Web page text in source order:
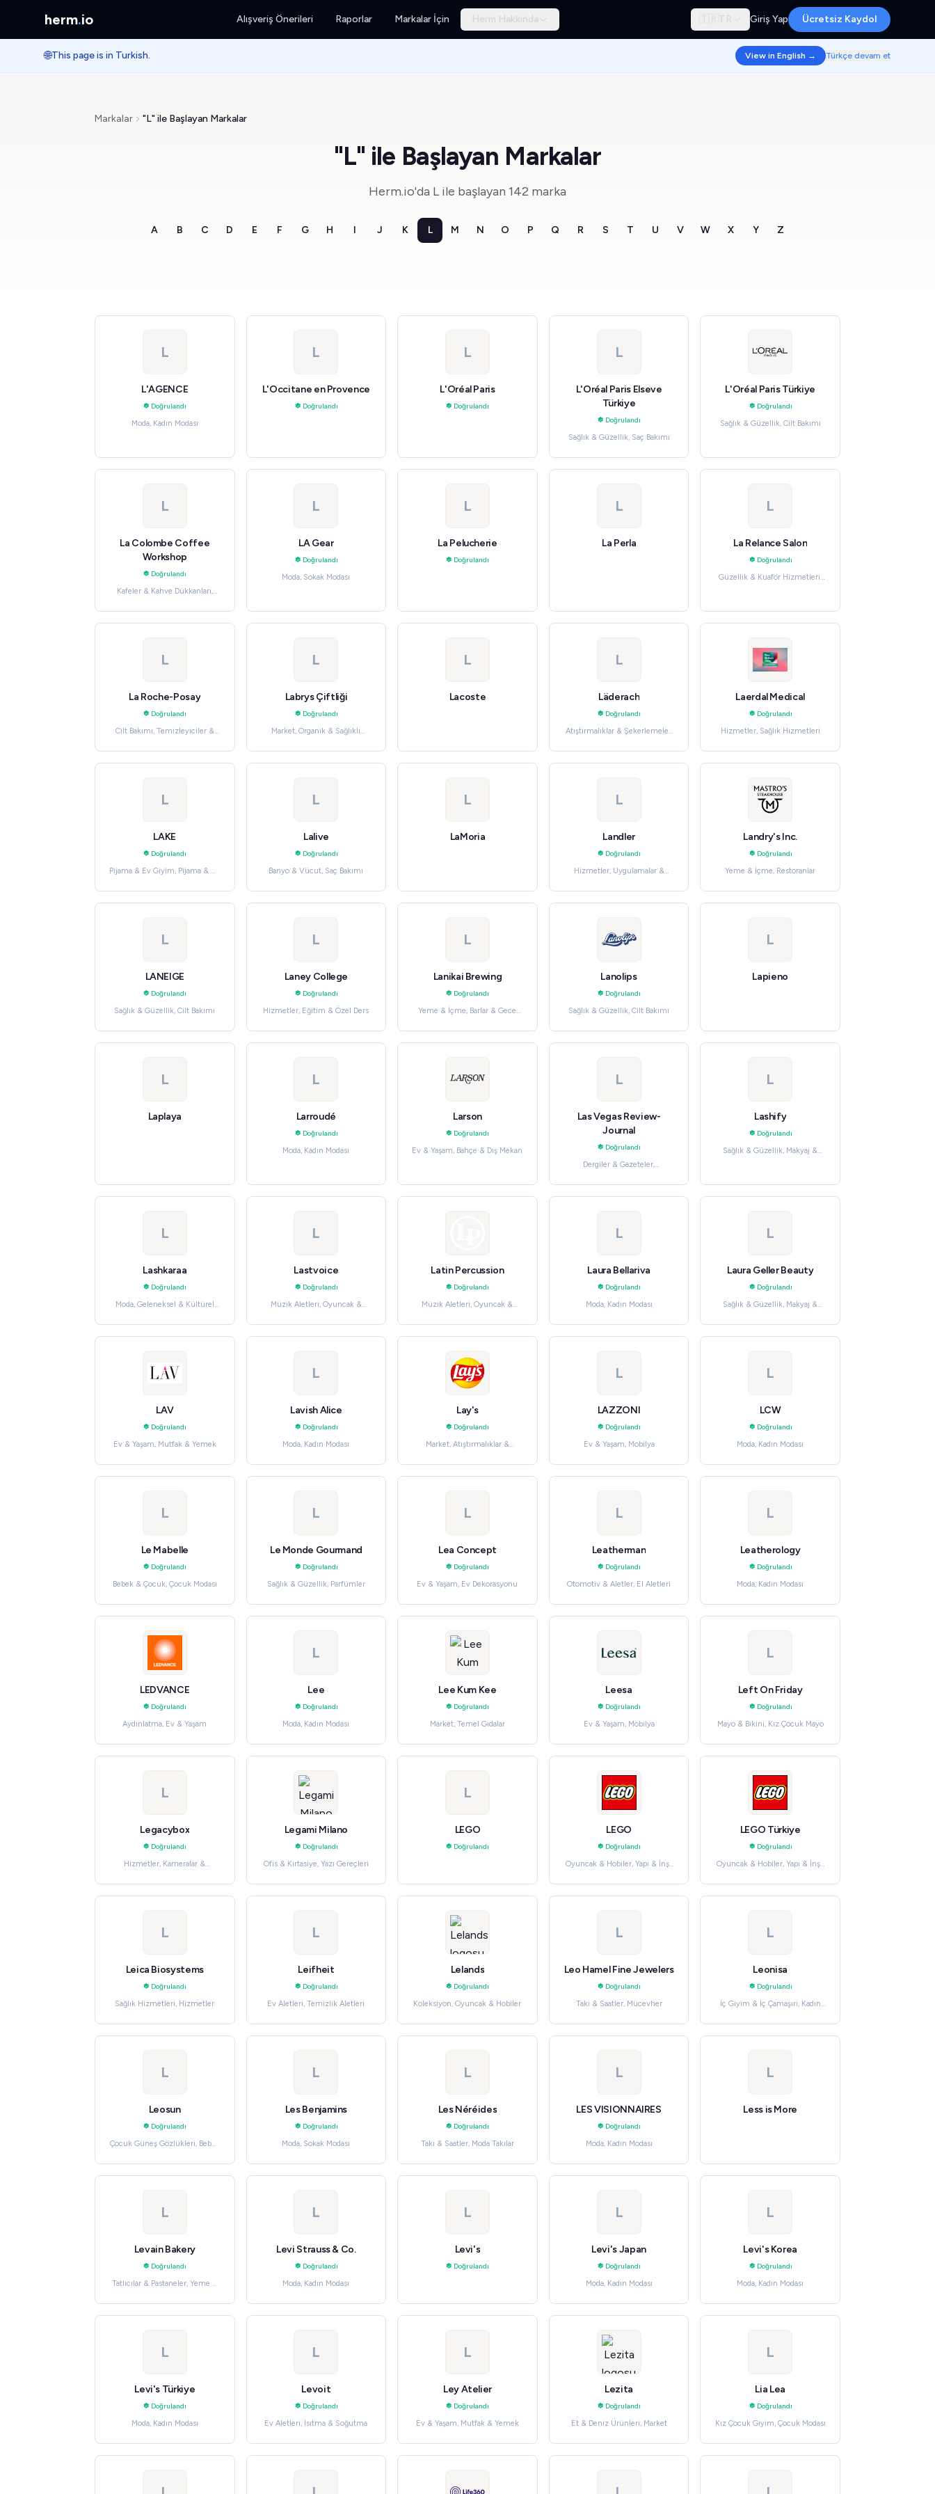
herm.io Alışveriş Önerileri Raporlar Markalar İçin Herm Hakkında 🇹🇷 TR Giriş Yap Ücretsiz Kaydol
🌐This page is in Turkish. View in English → Türkçe devam et
Markalar "L" ile Başlayan Markalar
"L" ile Başlayan Markalar
Herm.io'da L ile başlayan 142 marka
A B C D E F G H I J K L M N O P Q R S T U V W X Y Z
L
L'AGENCE
Doğrulandı
Moda, Kadın Modası
L
L'Occitane en Provence
Doğrulandı
L
L'Oréal Paris
Doğrulandı
L
L'Oréal Paris Elseve
Türkiye
Doğrulandı
Sağlık & Güzellik, Saç Bakımı
L'Oréal Paris Türkiye
Doğrulandı
Sağlık & Güzellik, Cilt Bakımı
L
La Colombe Coffee
Workshop
Doğrulandı
Kafeler & Kahve Dükkanları,
L
LA Gear
Doğrulandı
Moda, Sokak Modası
L
La Pelucherie
Doğrulandı
L
La Perla
L
La Relance Salon
Doğrulandı
Güzellik & Kuaför Hizmetleri,
L
La Roche-Posay
Doğrulandı
Cilt Bakımı, Temizleyiciler &
L
Labrys Çiftliği
Doğrulandı
Market, Organik & Sağlıklı
L
Lacoste
L
Läderach
Doğrulandı
Atıştırmalıklar & Şekerlemeler,
Laerdal Medical
Doğrulandı
Hizmetler, Sağlık Hizmetleri
L
LAKE
Doğrulandı
Pijama & Ev Giyim, Pijama & Ev
L
Lalive
Doğrulandı
Banyo & Vücut, Saç Bakımı
L
LaMoria
L
Landler
Doğrulandı
Hizmetler, Uygulamalar &
Landry's Inc.
Doğrulandı
Yeme & İçme, Restoranlar
L
LANEIGE
Doğrulandı
Sağlık & Güzellik, Cilt Bakımı
L
Laney College
Doğrulandı
Hizmetler, Eğitim & Özel Ders
L
Lanikai Brewing
Doğrulandı
Yeme & İçme, Barlar & Gece
Lanolips
Doğrulandı
Sağlık & Güzellik, Cilt Bakımı
L
Lapieno
L
Laplaya
L
Larroudé
Doğrulandı
Moda, Kadın Modası
Larson
Doğrulandı
Ev & Yaşam, Bahçe & Dış Mekan
L
Las Vegas Review-
Journal
Doğrulandı
Dergiler & Gazeteler,
L
Lashify
Doğrulandı
Sağlık & Güzellik, Makyaj &
L
Lashkaraa
Doğrulandı
Moda, Geleneksel & Kültürel
L
Lastvoice
Doğrulandı
Müzik Aletleri, Oyuncak &
Latin Percussion
Doğrulandı
Müzik Aletleri, Oyuncak &
L
Laura Bellariva
Doğrulandı
Moda, Kadın Modası
L
Laura Geller Beauty
Doğrulandı
Sağlık & Güzellik, Makyaj &
LAV
Doğrulandı
Ev & Yaşam, Mutfak & Yemek
L
Lavish Alice
Doğrulandı
Moda, Kadın Modası
Lay's
Doğrulandı
Market, Atıştırmalıklar &
L
LAZZONI
Doğrulandı
Ev & Yaşam, Mobilya
L
LCW
Doğrulandı
Moda, Kadın Modası
L
Le Mabelle
Doğrulandı
Bebek & Çocuk, Çocuk Modası
L
Le Monde Gourmand
Doğrulandı
Sağlık & Güzellik, Parfümler
L
Lea Concept
Doğrulandı
Ev & Yaşam, Ev Dekorasyonu
L
Leatherman
Doğrulandı
Otomotiv & Aletler, El Aletleri
L
Leatherology
Doğrulandı
Moda, Kadın Modası
LEDVANCE
Doğrulandı
Aydınlatma, Ev & Yaşam
L
Lee
Doğrulandı
Moda, Kadın Modası
Lee Kum Kee
Doğrulandı
Market, Temel Gıdalar
Leesa
Doğrulandı
Ev & Yaşam, Mobilya
L
Left On Friday
Doğrulandı
Mayo & Bikini, Kız Çocuk Mayo
L
Legacybox
Doğrulandı
Hizmetler, Kameralar &
Legami Milano
Doğrulandı
Ofis & Kırtasiye, Yazı Gereçleri
L
LEGO
Doğrulandı
LEGO
Doğrulandı
Oyuncak & Hobiler, Yapı & İnşa
LEGO Türkiye
Doğrulandı
Oyuncak & Hobiler, Yapı & İnşa
L
Leica Biosystems
Doğrulandı
Sağlık Hizmetleri, Hizmetler
L
Leifheit
Doğrulandı
Ev Aletleri, Temizlik Aletleri
Lelands
Doğrulandı
Koleksiyon, Oyuncak & Hobiler
L
Leo Hamel Fine Jewelers
Doğrulandı
Takı & Saatler, Mücevher
L
Leonisa
Doğrulandı
İç Giyim & İç Çamaşırı, Kadın
L
Leosun
Doğrulandı
Çocuk Güneş Gözlükleri, Bebek
L
Les Benjamins
Doğrulandı
Moda, Sokak Modası
L
Les Néréides
Doğrulandı
Takı & Saatler, Moda Takılar
L
LES VISIONNAIRES
Doğrulandı
Moda, Kadın Modası
L
Less is More
L
Levain Bakery
Doğrulandı
Tatlıcılar & Pastaneler, Yeme &
L
Levi Strauss & Co.
Doğrulandı
Moda, Kadın Modası
L
Levi's
Doğrulandı
L
Levi's Japan
Doğrulandı
Moda, Kadın Modası
L
Levi's Korea
Doğrulandı
Moda, Kadın Modası
L
Levi's Türkiye
Doğrulandı
Moda, Kadın Modası
L
Levoit
Doğrulandı
Ev Aletleri, Isıtma & Soğutma
L
Ley Atelier
Doğrulandı
Ev & Yaşam, Mutfak & Yemek
Lezita
Doğrulandı
Et & Deniz Ürünleri, Market
L
Lia Lea
Doğrulandı
Kız Çocuk Giyim, Çocuk Modası